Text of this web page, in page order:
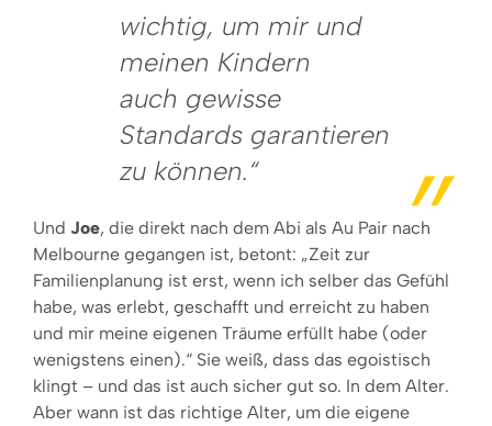
wichtig, um mir und
meinen Kindern
auch gewisse
Standards garantieren
zu können.“
Und Joe, die direkt nach dem Abi als Au Pair nach
Melbourne gegangen ist, betont: „Zeit zur
Familienplanung ist erst, wenn ich selber das Gefühl
habe, was erlebt, geschafft und erreicht zu haben
und mir meine eigenen Träume erfüllt habe (oder
wenigstens einen).“ Sie weiß, dass das egoistisch
klingt – und das ist auch sicher gut so. In dem Alter.
Aber wann ist das richtige Alter, um die eigene